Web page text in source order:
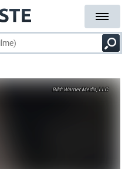
Warner Media, LLC